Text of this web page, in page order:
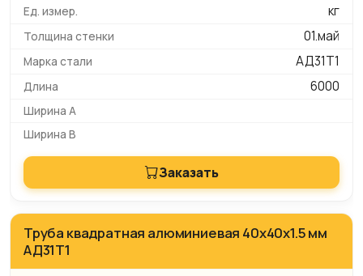
кг
01.май
АД31Т1
6000
Заказать
Труба квадратная алюминиевая 40х40х1.5 мм
АД31Т1